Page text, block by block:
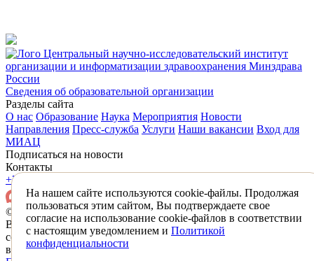
На нашем сайте используются cookie-файлы. Продолжая
пользоваться этим сайтом, Вы подтверждаете свое
согласие на использование cookie-файлов в соответствии
с настоящим уведомлением и Политикой
конфиденциальности
Центральный научно-исследовательский институт
организации и информатизации здравоохранения Минздрава
России
Сведения об образовательной организации
Разделы сайта
О нас Образование Наука Мероприятия Новости
Направления Пресс-служба Услуги Наши вакансии Вход для
МИАЦ
Подписаться на новости
Контакты
+7 (495) 618-31-83
© 2026 ФГБУ «ЦНИИОИЗ» Минздрава России
Все материалы, находящиеся на сайте охраняются в
соответствии с законодательством РФ,
в том числе об авторском праве и смежных правах.